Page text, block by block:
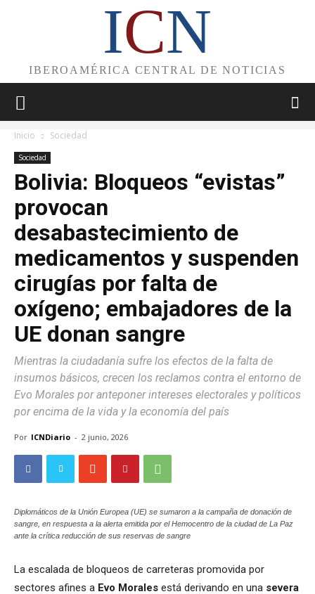
ICN
IBEROAMÉRICA CENTRAL DE NOTICIAS
Inicio Sociedad
Sociedad
Bolivia: Bloqueos “evistas”
provocan
desabastecimiento de
medicamentos y suspenden
cirugías por falta de
oxígeno; embajadores de la
UE donan sangre
Mientras la ciudadanía sufre los efectos de la falta de
insumos básicos, crecen los reclamos contra el entorno de
Evo Morales por anteponer intereses electorales y políticos
por encima de la vida y la economía del país
Por ICNDiario - 2 junio, 2026
Diplomáticos de la Unión Europea (UE) se sumaron a la campaña de donación de
sangre, en respuesta a la alerta emitida por el Hemocentro de la ciudad de La Paz
ante la crítica reducción de sus reservas de sangre
La escalada de bloqueos de carreteras promovida por
sectores afines a Evo Morales está derivando en una severa